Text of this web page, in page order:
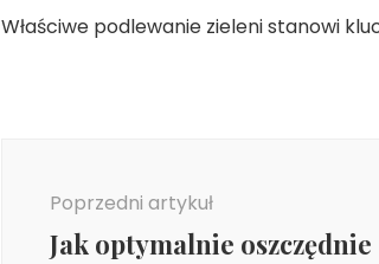
Właściwe podlewanie zieleni stanowi
Poprzedni artykuł
Jak optymalnie oszczędnie